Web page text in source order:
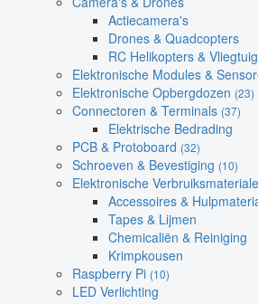
Actiecamera's
Drones & Quadcopters
RC Helikopters &
Elektronische Modules &
Elektronische Opbergdozen (23)
Connectoren & Terminals (37)
Elektrische Bedrading
PCB & Protoboard (32)
Schroeven & Bevestiging (10)
Elektronische
Accessoires &
Tapes & Lijmen
Chemicaliën & Reiniging
Krimpkousen
Raspberry Pi (10)
LED Verlichting